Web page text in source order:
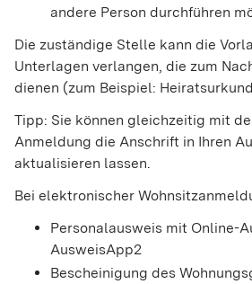
andere Person durchführen
Die zuständige Stelle kann die
Unterlagen verlangen, die zum
dienen (zum Beispiel:
Tipp: Sie können gleichzeitig mit
Anmeldung die Anschrift in Ihren
aktualisieren lassen.
Bei elektronischer
Personalausweis mit Online-
AusweisApp2
Bescheinigung des